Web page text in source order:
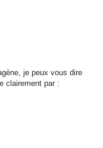
je peux vous dire
clairement par :